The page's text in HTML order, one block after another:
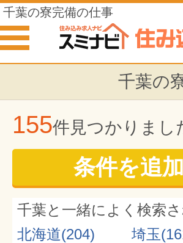
千葉の寮完備の仕事
千葉の
155件見つかりまし
条件を追
千葉と一緒によく検索
北海道(204)
埼玉